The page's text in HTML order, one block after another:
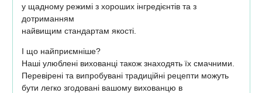
у щадному режимі з хороших інгредієнтів та з
дотриманням
найвищим стандартам якості.
І що найприємніше?
Наші улюблені вихованці також знаходять їх смачними.
Перевірені та випробувані традиційні рецепти можуть
бути легко згодовані вашому вихованцю в